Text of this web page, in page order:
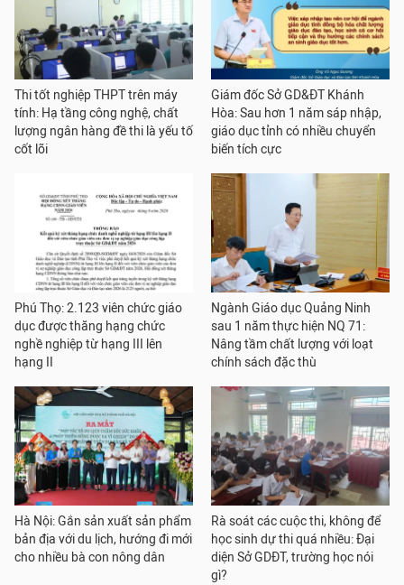
Thi tốt nghiệp THPT trên máy
tính: Hạ tầng công nghệ, chất
lượng ngân hàng đề thi là yếu tố
cốt lõi
Giám đốc Sở GD&ĐT Khánh
Hòa: Sau hơn 1 năm sáp nhập,
giáo dục tỉnh có nhiều chuyển
biến tích cực
Phú Thọ: 2.123 viên chức giáo
dục được thăng hạng chức
nghề nghiệp từ hạng III lên
hạng II
Ngành Giáo dục Quảng Ninh
sau 1 năm thực hiện NQ 71:
Nâng tầm chất lượng với loạt
chính sách đặc thù
Hà Nội: Gắn sản xuất sản phẩm
bản địa với du lịch, hướng đi mới
cho nhiều bà con nông dân
Rà soát các cuộc thi, không để
học sinh dự thi quá nhiều: Đại
diện Sở GDĐT, trường học nói
gì?